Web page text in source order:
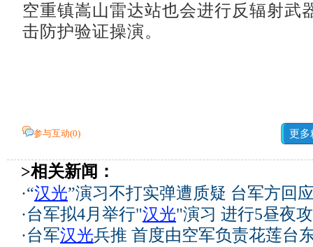
空重镇嵩山雷达站也会进行反辐射武
击防护验证操演。
参与互动(0) 更多
>相关新闻：
·“汉光”演习不打实弹遭质疑 台军方回
·台军拟4月举行"汉光"演习 进行5昼夜
·台军汉光兵推 首度由空军负责花莲台